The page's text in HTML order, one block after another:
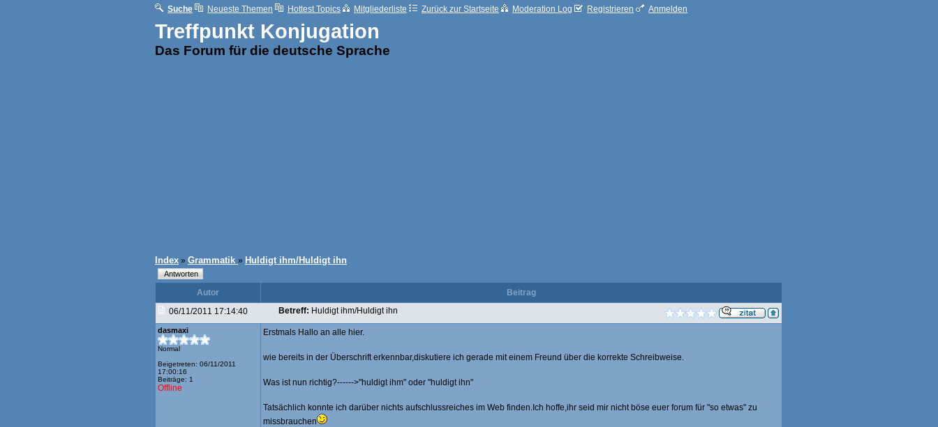
Suche Neueste Themen Hottest Topics Mitgliederliste Zurück zur Startseite Moderation Log Registrieren Anmelden
Treffpunkt Konjugation
Das Forum für die deutsche Sprache
Index » Grammatik » Huldigt ihm/Huldigt ihn
Autor
Beitrag
06/11/2011 17:14:40
Betreff: Huldigt ihm/Huldigt ihn
dasmaxi
Normal
Beigetreten: 06/11/2011
17:00:16
Beiträge: 1
Offline
Erstmals Hallo an alle hier.
wie bereits in der Überschrift erkennbar,diskutiere ich gerade mit einem Freund über die korrekte Schreibweise.
Was ist nun richtig?------>"huldigt ihm" oder "huldigt ihn"
Tatsächlich konnte ich darüber nichts aufschlussreiches im Web finden.Ich hoffe,ihr seid mir nicht böse euer forum für "so etwas" zu
missbrauchen